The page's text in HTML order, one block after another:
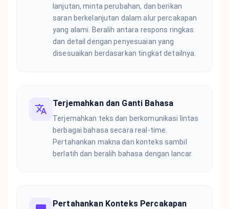
lanjutan, minta perubahan, dan berikan
saran berkelanjutan dalam alur percakapan
yang alami. Beralih antara respons ringkas
dan detail dengan penyesuaian yang
disesuaikan berdasarkan tingkat detailnya.
Terjemahkan dan Ganti Bahasa
Terjemahkan teks dan berkomunikasi lintas
berbagai bahasa secara real-time.
Pertahankan makna dan konteks sambil
berlatih dan beralih bahasa dengan lancar.
Pertahankan Konteks Percakapan